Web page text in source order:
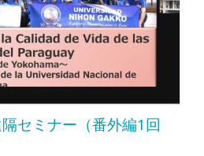
セミナー（番外編1回